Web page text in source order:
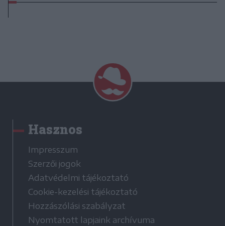
Hasznos
Impresszum
Szerzői jogok
Adatvédelmi tájékoztató
Cookie-kezelési tájékoztató
Hozzászólási szabályzat
Nyomtatott lapjaink archívuma